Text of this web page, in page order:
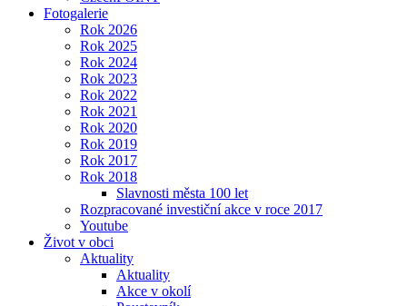
Fotogalerie
Rok 2026
Rok 2025
Rok 2024
Rok 2023
Rok 2022
Rok 2021
Rok 2020
Rok 2019
Rok 2017
Rok 2018
Slavnosti města 100 let
Rozpracované investiční akce v roce 2017
Youtube
Život v obci
Aktuality
Aktuality
Akce v okolí